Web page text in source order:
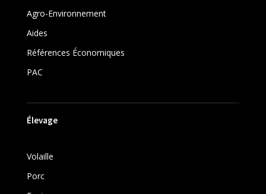
Agro-Environnement
Aides
Références Économiques
PAC
Élevage
Volaille
Porc